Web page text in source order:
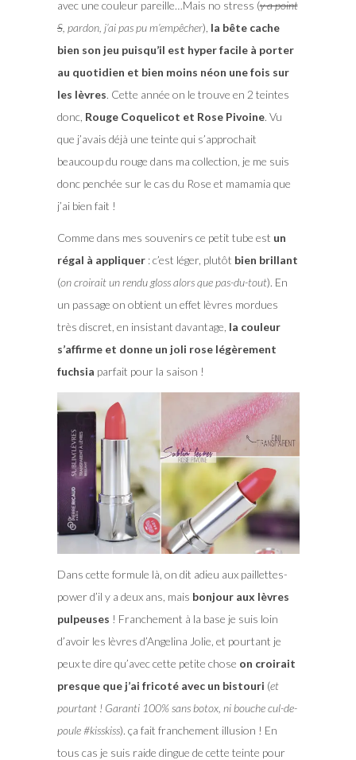
avec une couleur pareille…Mais no stress (y a point
S, pardon, j’ai pas pu m’empêcher), la bête cache
bien son jeu puisqu’il est hyper facile à porter
au quotidien et bien moins néon une fois sur
les lèvres. Cette année on le trouve en 2 teintes
donc, Rouge Coquelicot et Rose Pivoine. Vu
que j’avais déjà une teinte qui s’approchait
beaucoup du rouge dans ma collection, je me suis
donc penchée sur le cas du Rose et mamamia que
j’ai bien fait !
Comme dans mes souvenirs ce petit tube est un
régal à appliquer: c’est léger, plutôt bien brillant
(on croirait un rendu gloss alors que pas-du-tout). En
un passage on obtient un effet lèvres mordues
très discret, en insistant davantage, la couleur
s’affirme et donne un joli rose légèrement
fuchsia parfait pour la saison !
Dans cette formule là, on dit adieu aux paillettes-
power d’il y a deux ans, mais bonjour aux lèvres
pulpeuses ! Franchement à la base je suis loin
d’avoir les lèvres d’Angelina Jolie, et pourtant je
peux te dire qu’avec cette petite chose on croirait
presque que j’ai fricoté avec un bistouri (et
pourtant ! Garanti 100% sans botox, ni bouche cul-de-
poule #kisskiss). ça fait franchement illusion ! En
tous cas je suis raide dingue de cette teinte pour